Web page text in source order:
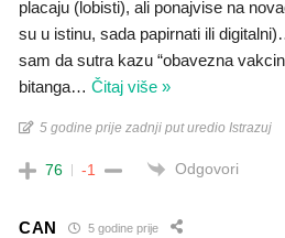
placaju (lobisti), ali ponajvise na
su u istinu, sada papirnati ili
sam da sutra kazu “obavezna
bitanga… Čitaj više »
5 godine prije zadnji put uredio Istrazuj
76 -1 Odgovori
CAN 5 godine prije